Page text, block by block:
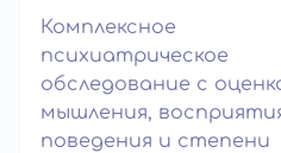
Комплексное
психиатрическое
обследование с
мышления,
поведения и степени